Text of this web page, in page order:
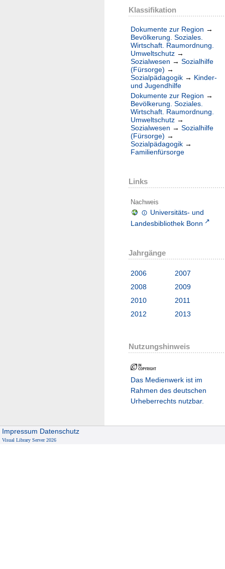
Klassifikation
Dokumente zur Region →
Bevölkerung. Soziales.
Wirtschaft. Raumordnung.
Umweltschutz →
Sozialwesen → Sozialhilfe
(Fürsorge) →
Sozialpädagogik → Kinder-
und Jugendhilfe
Dokumente zur Region →
Bevölkerung. Soziales.
Wirtschaft. Raumordnung.
Umweltschutz →
Sozialwesen → Sozialhilfe
(Fürsorge) →
Sozialpädagogik →
Familienfürsorge
Links
Nachweis
Universitäts- und
Landesbibliothek Bonn
Jahrgänge
2006
2007
2008
2009
2010
2011
2012
2013
Nutzungshinweis
Das Medienwerk ist im
Rahmen des deutschen
Urheberrechts nutzbar.
Impressum Datenschutz
Visual Library Server 2026